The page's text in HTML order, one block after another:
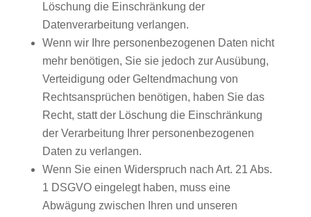
Löschung die Einschränkung der
Datenverarbeitung verlangen.
Wenn wir Ihre personenbezogenen Daten nicht
mehr benötigen, Sie sie jedoch zur Ausübung,
Verteidigung oder Geltendmachung von
Rechtsansprüchen benötigen, haben Sie das
Recht, statt der Löschung die Einschränkung
der Verarbeitung Ihrer personenbezogenen
Daten zu verlangen.
Wenn Sie einen Widerspruch nach Art. 21 Abs.
1 DSGVO eingelegt haben, muss eine
Abwägung zwischen Ihren und unseren